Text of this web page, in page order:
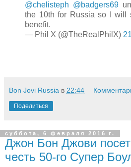
@chelisteph @badgers69
the 10th for Russia so I will
benefit.
— Phil X (@TheRealPhilX)
Bon Jovi Russia в 22:44
Поделиться
суббота, 6 февраля 2016 г.
Джон Бон Джови
честь 50-го Супер